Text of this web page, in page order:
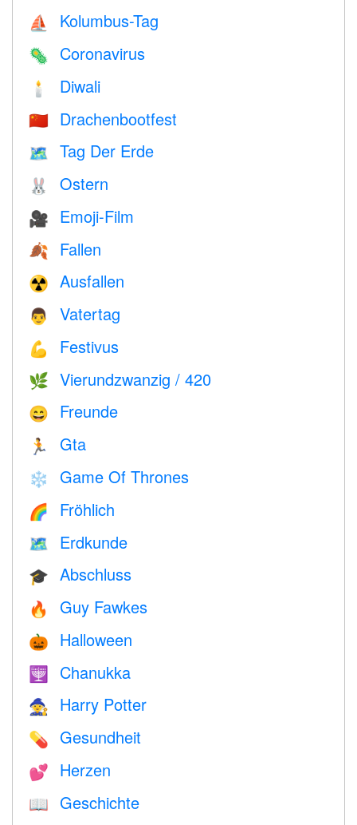
⛵️ Kolumbus-Tag
🦠 Coronavirus
🕯 Diwali
🇨🇳 Drachenbootfest
🗺️ Tag Der Erde
🐰 Ostern
🎥 Emoji-Film
🍂 Fallen
☢️ Ausfallen
👨 Vatertag
💪 Festivus
🌿 Vierundzwanzig / 420
😄 Freunde
🏃 Gta
❄️ Game Of Thrones
🌈 Fröhlich
🗺 Erdkunde
🎓 Abschluss
🔥 Guy Fawkes
🎃 Halloween
🕎 Chanukka
🧙 Harry Potter
💊 Gesundheit
💕 Herzen
📖
Geschichte